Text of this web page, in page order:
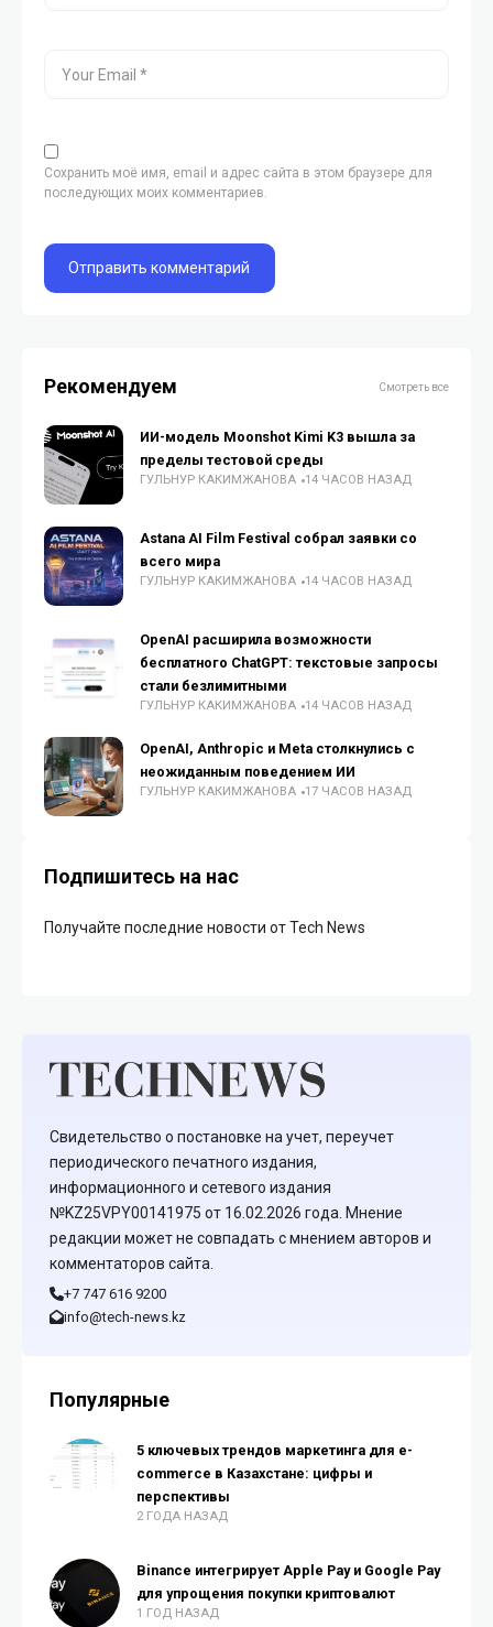
Сохранить моё имя, email и адрес сайта в этом браузере для
последующих моих комментариев.
Рекомендуем Смотреть все
ИИ-модель Moonshot Kimi K3 вышла за
пределы тестовой среды
ГУЛЬНУР КАКИМЖАНОВА 14 ЧАСОВ НАЗАД
Astana AI Film Festival собрал заявки со
всего мира
ГУЛЬНУР КАКИМЖАНОВА 14 ЧАСОВ НАЗАД
OpenAI расширила возможности
бесплатного ChatGPT: текстовые запросы
стали безлимитными
ГУЛЬНУР КАКИМЖАНОВА 14 ЧАСОВ НАЗАД
OpenAI, Anthropic и Meta столкнулись с
неожиданным поведением ИИ
ГУЛЬНУР КАКИМЖАНОВА 17 ЧАСОВ НАЗАД
Подпишитесь на нас
Получайте последние новости от Tech News
Свидетельство о постановке на учет, переучет
периодического печатного издания,
информационного и сетевого издания
№KZ25VPY00141975 от 16.02.2026 года. Мнение
редакции может не совпадать с мнением авторов и
комментаторов сайта.
+7 747 616 9200
info@tech-news.kz
Популярные
5 ключевых трендов маркетинга для e-
commerce в Казахстане: цифры и
перспективы
2 ГОДА НАЗАД
Binance интегрирует Apple Pay и Google Pay
для упрощения покупки криптовалют
1 ГОД НАЗАД